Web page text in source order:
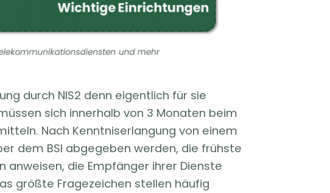
durch NIS2 denn eigentlich für sie
sich innerhalb von 3 Monaten beim
Nach Kenntniserlangung von einem
dem BSI abgegeben werden, die frühste
anweisen, die Empfänger ihrer Dienste
größte Fragezeichen stellen häufig